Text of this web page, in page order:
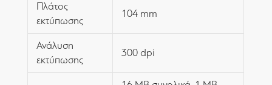
Πλάτος
εκτύπωσης
104 mm
Ανάλυση
εκτύπωσης
300 dpi